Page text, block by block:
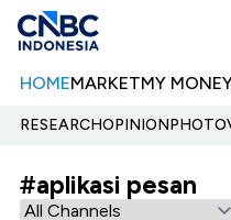
HOMEMARKETMY
RESEARCHOPINIONPHOTO
#aplikasi pesan